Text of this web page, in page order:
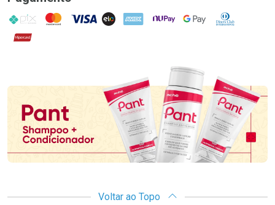
PIX MasterCard
VISA ELO AMEX NuPay Google PayDiners Club
Hipercard
Promoção em Destaque
Voltar ao Topo